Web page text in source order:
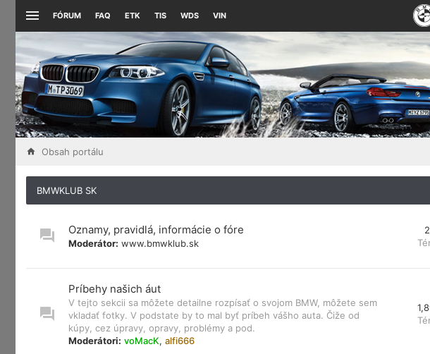
FÓRUM FAQ ETK TIS WDS VIN
Obsah portálu
BMWKLUB SK
Oznamy, pravidlá, informácie o fóre
Moderátor: www.bmwklub.sk
Príbehy našich áut
V tejto sekcii sa môžete detailne rozpísať o svojom BMW, môžete sem
vkladať fotky. V podstate by to mal byť príbeh vášho auta. Čiže od
kúpy, cez úpravy, opravy, problémy a pod.
Moderátori: voMacK, alfi666